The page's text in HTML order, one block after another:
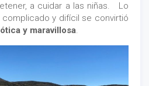
a cuidar a las niñas. Lo
y difícil se convirtió
y maravillosa.